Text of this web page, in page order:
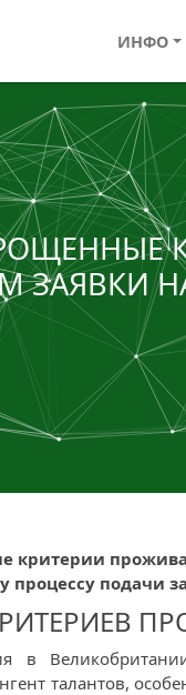
ИНФО
НА
критерии
процессу подачи
в
талантов,